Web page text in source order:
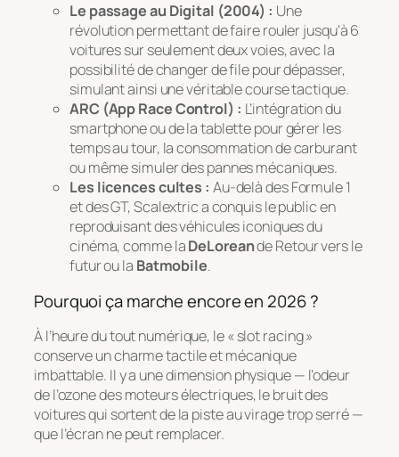
Le passage au Digital (2004) : Une
révolution permettant de faire rouler jusqu’à 6
voitures sur seulement deux voies, avec la
possibilité de changer de file pour dépasser,
simulant ainsi une véritable course tactique.
ARC (App Race Control) : L’intégration du
smartphone ou de la tablette pour gérer les
temps au tour, la consommation de carburant
ou même simuler des pannes mécaniques.
Les licences cultes : Au-delà des Formule 1
et des GT, Scalextric a conquis le public en
reproduisant des véhicules iconiques du
cinéma, comme laDeLoreandeRetour vers le
futurou la Batmobile.
Pourquoi ça marche encore en 2026 ?
À l’heure du tout numérique, le « slot racing »
conserve un charme tactile et mécanique
imbattable. Il y a une dimension physique — l’odeur
de l’ozone des moteurs électriques, le bruit des
voitures qui sortent de la piste au virage trop serré —
que l’écran ne peut remplacer.